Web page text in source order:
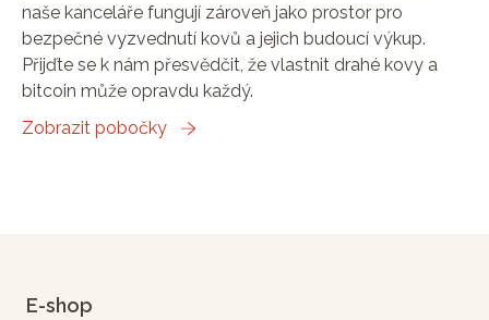
naše kanceláře fungují zároveň jako prostor pro
bezpečné vyzvednutí kovů a jejich budoucí výkup.
Přijďte se k nám přesvědčit, že vlastnit drahé kovy a
bitcoin může opravdu každý.
Zobrazit pobočky
E-shop